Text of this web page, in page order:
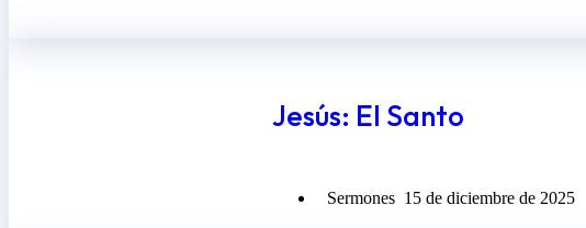
Jesús: El Santo
Sermones 15 de diciembre de 2025